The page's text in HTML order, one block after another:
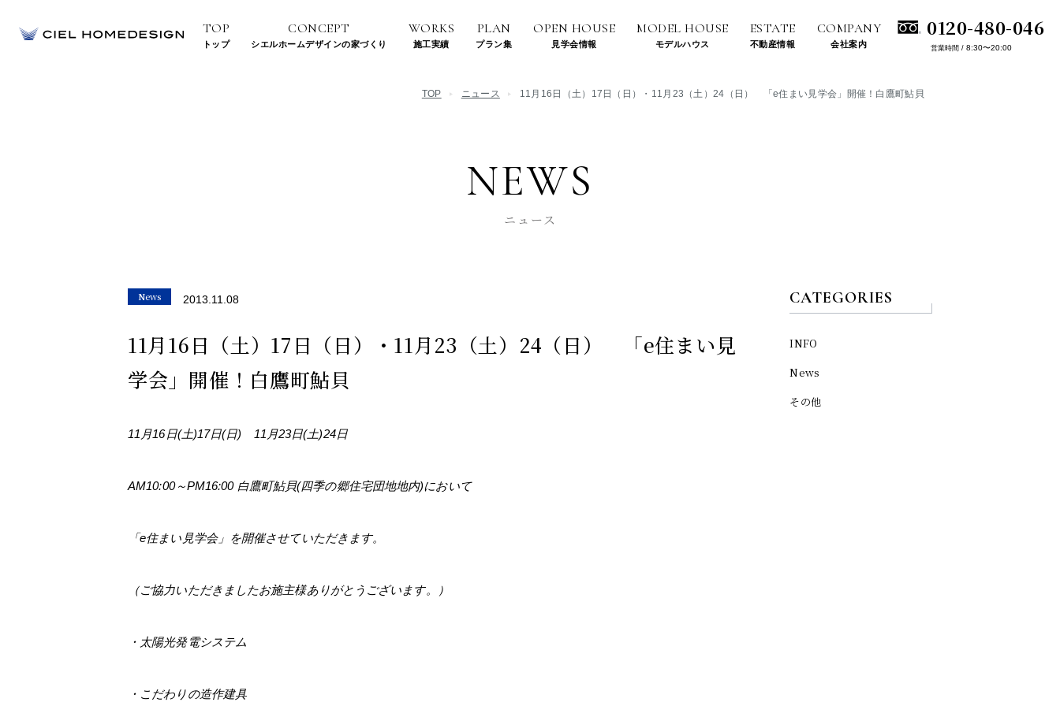
TOP
トップ
CONCEPT
シエルホームデザインの家づくり
WORKS
施工実績
施設建築事例
PLAN
プラン集
OPEN HOUSE
見学会情報
MODEL HOUSE
モデルハウス
ESTATE
不動産情報
COMPANY
会社案内
0120-480-046
営業時間 / 8:30〜20:00
TOP ニュース 11月16日（土）17日（日）・11月23（土）24（日） 「e住まい見学会」開催！白鷹町鮎貝
NEWS
ニュース
News 2013.11.08
11月16日（土）17日（日）・11月23（土）24（日） 「e住まい見
学会」開催！白鷹町鮎貝
11月16日(土)17日(日) 11月23日(土)24日
AM10:00～PM16:00 白鷹町鮎貝(四季の郷住宅団地地内)において
「e住まい見学会」を開催させていただきます。
（ご協力いただきましたお施主様ありがとうございます。）
・太陽光発電システム
・こだわりの造作建具
CATEGORIES
INFO
News
その他